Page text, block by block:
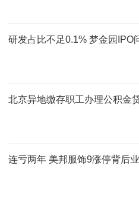
研发占比不足0.1% 梦金园IPO
北京异地缴存职工办理公积金
连亏两年 美邦服饰9涨停背后